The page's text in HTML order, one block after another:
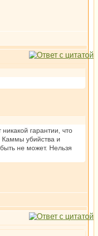
гарантии, что
Каммы убийства и
не может. Нельзя